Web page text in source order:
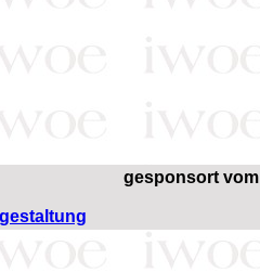
gesponsort vom